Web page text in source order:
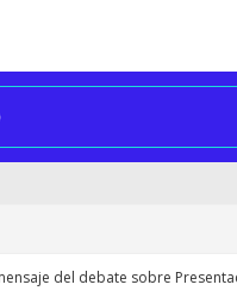
del debate sobre